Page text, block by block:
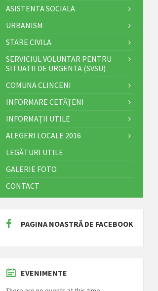
ASISTENTA SOCIALA
URBANISM
STARE CIVILA
SERVICIUL VOLUNTAR PENTRU
SITUATII DE URGENTA (SVSU)
COMUNA CLINCENI
INFORMARE CETĂȚENI
INFORMAȚII UTILE
ALEGERI LOCALE 2016
LEGĂTURI UTILE
GALERIE FOTO
CONTACT
PAGINA NOASTRĂ DE FACEBOOK
EVENIMENTE